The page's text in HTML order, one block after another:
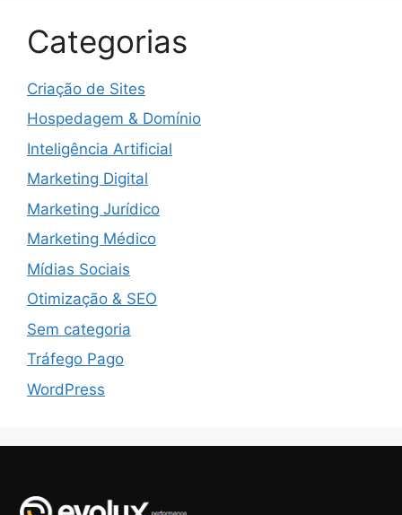
Categorias
Criação de Sites
Hospedagem & Domínio
Inteligência Artificial
Marketing Digital
Marketing Jurídico
Marketing Médico
Mídias Sociais
Otimização & SEO
Sem categoria
Tráfego Pago
WordPress